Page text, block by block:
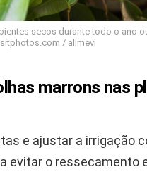
secos durante todo o ano
/ allmevl
marrons nas
e ajustar a irrigação
evitar o ressecamento